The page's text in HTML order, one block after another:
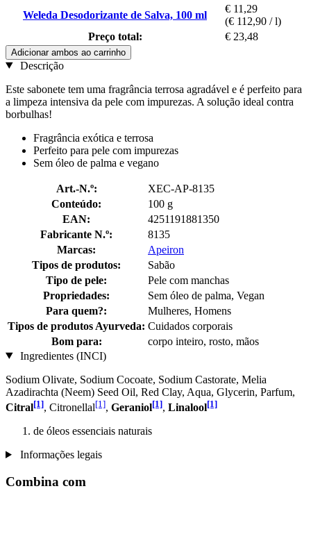
Weleda Desodorizante de Salva, 100 ml
€ 11,29
(€ 112,90 / l)
Preço total:
€ 23,48
Adicionar ambos ao carrinho
Descrição
Este sabonete tem uma fragrância terrosa agradável e é perfeito para
a limpeza intensiva da pele com impurezas. A solução ideal contra
borbulhas!
Fragrância exótica e terrosa
Perfeito para pele com impurezas
Sem óleo de palma e vegano
Art.-N.º:
XEC-AP-8135
Conteúdo:
100 g
EAN:
4251191881350
Fabricante N.º:
8135
Marcas:
Apeiron
Tipos de produtos:
Sabão
Tipo de pele:
Pele com manchas
Propriedades:
Sem óleo de palma, Vegan
Para quem?:
Mulheres, Homens
Tipos de produtos Ayurveda: Cuidados corporais
Bom para:
corpo inteiro, rosto, mãos
Ingredientes (INCI)
Sodium Olivate, Sodium Cocoate, Sodium Castorate, Melia
Azadirachta (Neem) Seed Oil, Red Clay, Aqua, Glycerin, Parfum,
Citral[1], Citronellal[1], Geraniol[1], Linalool[1]
de óleos essenciais naturais
Informações legais
Combina com